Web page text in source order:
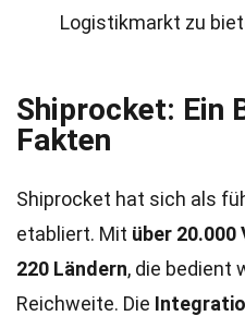
Logistikmarkt zu
Shiprocket: Ein
Fakten
Shiprocket hat sich als
etabliert. Mit über
220 Ländern, die bedient
Reichweite. Die